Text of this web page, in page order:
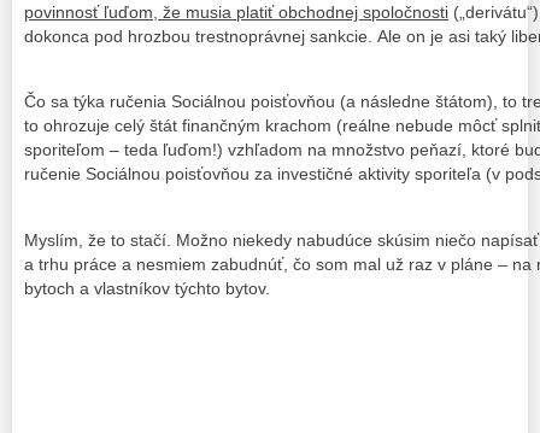
povinnosť ľuďom, že musia platiť obchodnej spoločnosti
dokonca pod hrozbou trestnoprávnej sankcie. Ale on je asi taký
Čo sa týka ručenia Sociálnou poisťovňou (a následne štátom), to
to ohrozuje celý štát finančným krachom (reálne nebude môcť
sporiteľom – teda ľuďom!) vzhľadom na množstvo peňazí, ktoré
ručenie Sociálnou poisťovňou za investičné aktivity sporiteľa (v
Myslím, že to stačí. Možno niekedy nabudúce skúsim niečo
a trhu práce a nesmiem zabudnúť, čo som mal už raz v pláne – na
bytoch a vlastníkov týchto bytov.